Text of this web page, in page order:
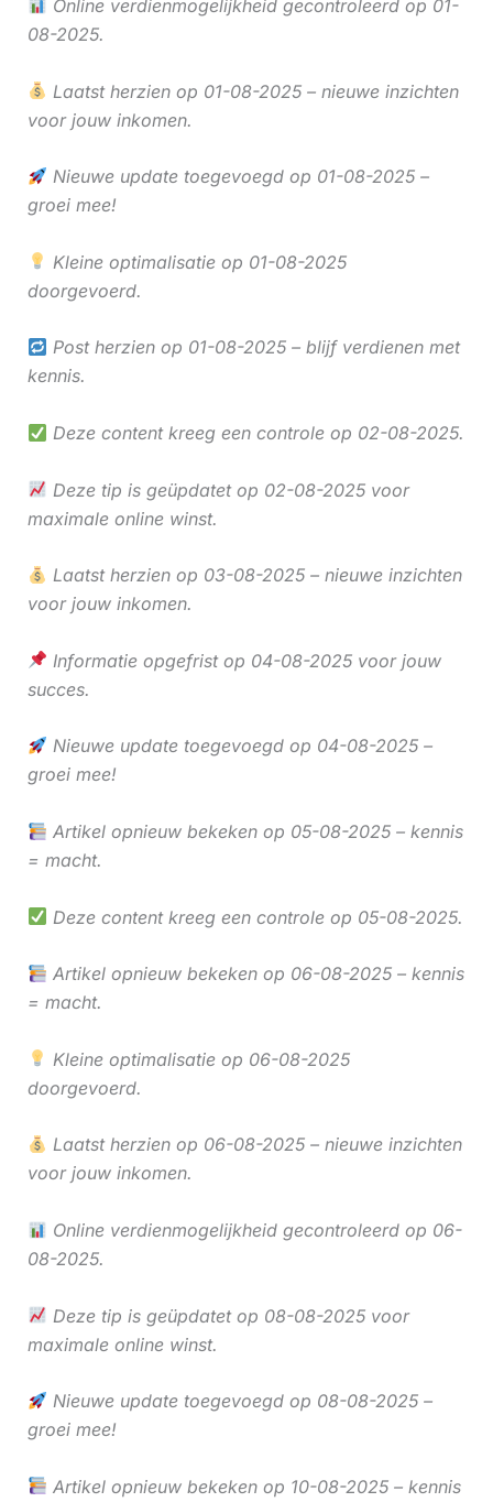
Online verdienmogelijkheid gecontroleerd op 01-
08-2025.
Laatst herzien op 01-08-2025 – nieuwe inzichten
voor jouw inkomen.
Nieuwe update toegevoegd op 01-08-2025 –
groei mee!
Kleine optimalisatie op 01-08-2025
doorgevoerd.
Post herzien op 01-08-2025 – blijf verdienen met
kennis.
Deze content kreeg een controle op 02-08-2025.
Deze tip is geüpdatet op 02-08-2025 voor
maximale online winst.
Laatst herzien op 03-08-2025 – nieuwe inzichten
voor jouw inkomen.
Informatie opgefrist op 04-08-2025 voor jouw
succes.
Nieuwe update toegevoegd op 04-08-2025 –
groei mee!
Artikel opnieuw bekeken op 05-08-2025 – kennis
= macht.
Deze content kreeg een controle op 05-08-2025.
Artikel opnieuw bekeken op 06-08-2025 – kennis
= macht.
Kleine optimalisatie op 06-08-2025
doorgevoerd.
Laatst herzien op 06-08-2025 – nieuwe inzichten
voor jouw inkomen.
Online verdienmogelijkheid gecontroleerd op 06-
08-2025.
Deze tip is geüpdatet op 08-08-2025 voor
maximale online winst.
Nieuwe update toegevoegd op 08-08-2025 –
groei mee!
Artikel opnieuw bekeken op 10-08-2025 – kennis